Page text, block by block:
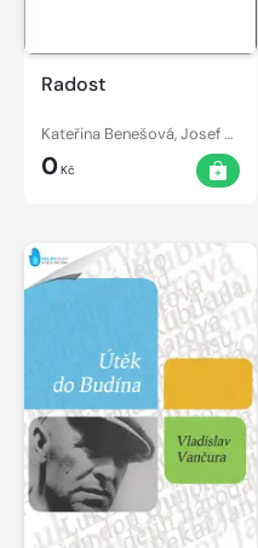
Radost
Kateřina Benešová, Josef Beran
0Kč